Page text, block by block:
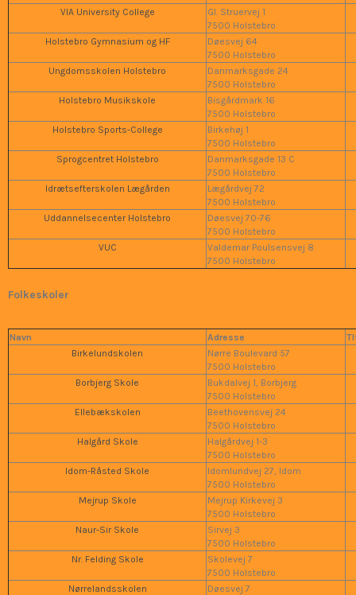
VIA University College
Gl. Struervej 1
7500 Holstebro
Holstebro Gymnasium og HF
Døesvej 64
7500 Holstebro
Ungdomsskolen Holstebro
Danmarksgade 24
7500 Holstebro
Holstebro Musikskole
Bisgårdmark 16
7500 Holstebro
Holstebro Sports-College
Birkehøj 1
7500 Holstebro
Sprogcentret Holstebro
Danmarksgade 13 C
7500 Holstebro
Idrætsefterskolen Lægården
Lægårdvej 72
7500 Holstebro
Uddannelsecenter Holstebro
Døesvej 70-76
7500 Holstebro
VUC
Valdemar Poulsensvej 8
7500 Holstebro
Folkeskoler
Navn Adresse
Birkelundskolen
Nørre Boulevard 57
7500 Holstebro
Borbjerg Skole
Bukdalvej 1, Borbjerg
7500 Holstebro
Ellebækskolen
Beethovensvej 24
7500 Holstebro
Halgård Skole
Halgårdvej 1-3
7500 Holstebro
Idom-Råsted Skole
Idomlundvej 27, Idom
7500 Holstebro
Mejrup Skole
Mejrup Kirkevej 3
7500 Holstebro
Naur-Sir Skole
Sirvej 3
7500 Holstebro
Nr. Felding Skole
Skolevej 7
7500 Holstebro
Nørrelandsskolen
Døesvej 7